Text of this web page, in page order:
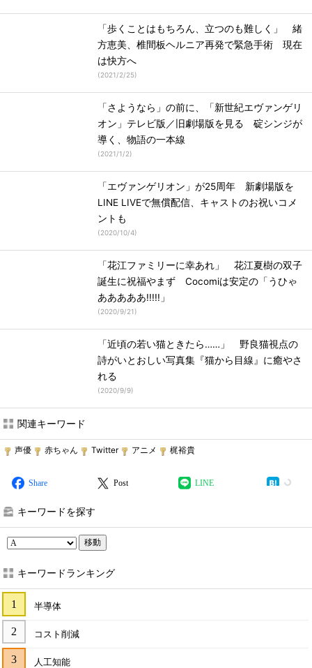
「歩くことはもちろん、立つのも難しく」 緒
方恵美、椎間板ヘルニア再発で緊急手術 現在
は快方へ
(2021/2/25)
「さようなら」の前に、「新世紀エヴァンゲリ
オン」テレビ版／旧劇場版を見る 碇シンジが
導く、物語の一本線
(2021/1/2)
「エヴァンゲリオン」が25周年 新劇場版を
LINE LIVEで無償配信、キャストのお祝いコメ
ントも
(2020/10/4)
「花江ファミリーに幸あれ」 花江夏樹の双子
誕生に祝福やまず Cocomiは安定の「うひゃ
あああああ!!!!!」
(2020/9/21)
「近頃の若い猫ときたら……」 野良猫視点の
詩がいとおしい写真集『猫から目線』に癒やさ
れる
(2020/9/9)
関連キーワード
声優 赤ちゃん Twitter アニメ 梶裕貴
Share Post LINE
キーワードを探す
移動
キーワードランキング
半導体
コスト削減
人工知能